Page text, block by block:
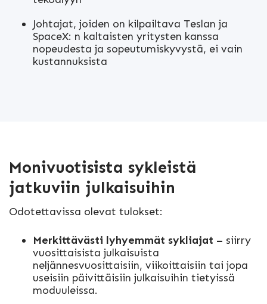
Johtajat, joiden on kilpailtava Teslan ja
SpaceX: n kaltaisten yritysten kanssa
nopeudesta ja sopeutumiskyvystä, ei vain
kustannuksista
Monivuotisista sykleistä
jatkuviin julkaisuihin
Odotettavissa olevat tulokset:
Merkittävästi lyhyemmät sykli­ajat – siirry
vuosittaisista julkaisuista
neljännesvuosittaisiin, viikoittaisiin tai jopa
useisiin päivittäisiin julkaisuihin tietyissä
moduuleissa.